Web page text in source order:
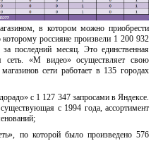
в котором можно приобрести
россияне произвели 1 200 932
последний месяц. Это единственная
сеть. «М видео» осуществляет свою
сети работает в 135 городах
с 1 127 347 запросами в Яндексе.
с 1994 года, ассортимент
по которой было произведено 576